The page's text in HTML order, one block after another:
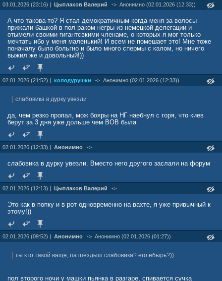
03.01.2026 (23:16) | Цыплаков Валерий -> Анонимно (02.01.2026 (12:33))
А что такова-то? Я стал демократичным когда меня за волосы
прижали башкой в пол раком негры из немецкой делегации и
отымели своими гигантсвкими членаме, о которых я мог только
мечтать ибо у меня маленький! И всем не помешает это! Мне тоже
поначалу было больгно и было много спермы с калом, но ничего
выжил же и довольный!))
02.01.2026 (21:52) | колодурушки -> Анонимно (02.01.2026 (12:33))
слабовика в дурку увезли
да, чем резко пропал, мож бояры на НГ наебнул с горя, что киев
берут за 3 дня уже дольше чем ВОВ была
02.01.2026 (12:33) | Анонимно ->
слабовика в дурку увезли. Вместо него другого заслали на форум
02.01.2026 (12:13) | Цыплаков Валерий ->
Это как в попку и в рот одновременно на вахте, я уже привычный к
этому!))
02.01.2026 (09:52) | Анонимно -> Анонимно (02.01.2026 (01:27))
ты кто такой ваще, патпёздыш слабовика? его ёбырь?))
пол второго ночи у машки пьянка в разгаре, спивается сучка